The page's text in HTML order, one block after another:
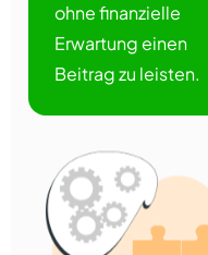
ohne finanzielle
Erwartung einen
Beitrag zu leisten.